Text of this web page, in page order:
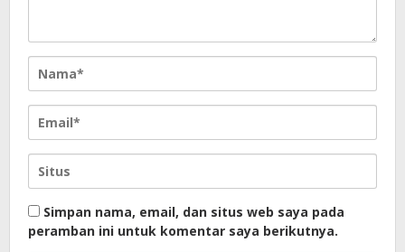
Simpan nama, email, dan situs web saya pada
peramban ini untuk komentar saya berikutnya.